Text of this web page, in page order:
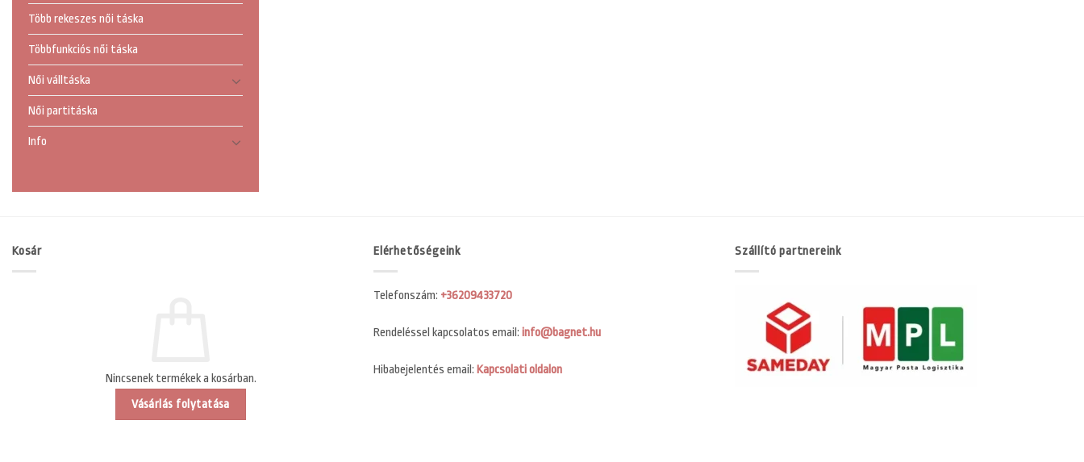
Több rekeszes női táska
Többfunkciós női táska
Női válltáska
Női partitáska
Info
Kosár
Nincsenek termékek a kosárban.
Vásárlás folytatása
Elérhetőségeink
Telefonszám: +36209433720
Rendeléssel kapcsolatos email: info@bagnet.hu
Hibabejelentés email: Kapcsolati oldalon
Szállító partnereink